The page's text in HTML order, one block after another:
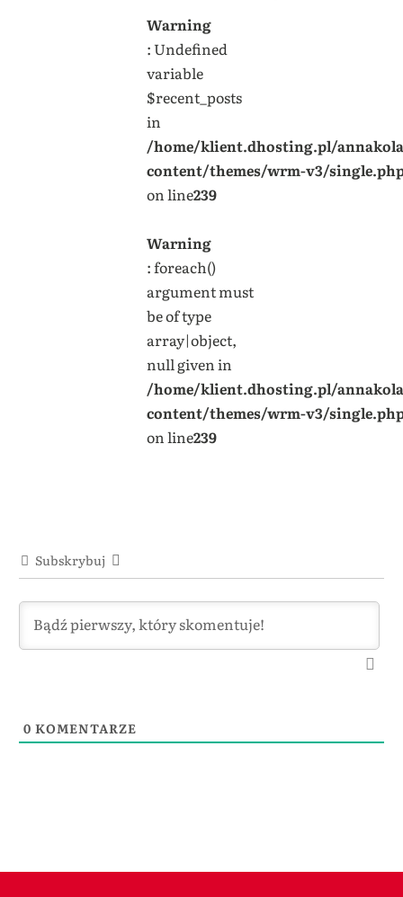
Warning
: Undefined
variable
$recent_posts
in
/home/klient.dhosting.pl/
content/themes/wrm-v3/
on line239
Warning
: foreach()
argument must
be of type
array|object,
null given in
/home/klient.dhosting.pl/
content/themes/wrm-v3/
on line239
Subskrybuj
0 KOMENTARZE